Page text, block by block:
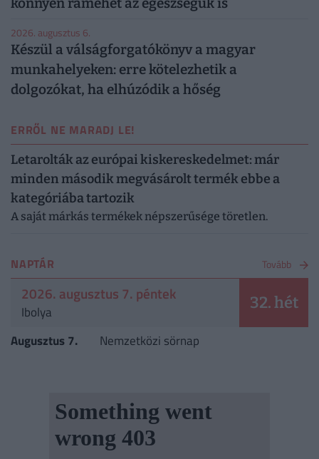
2026. augusztus 6.
Készül a válságforgatókönyv a magyar
munkahelyeken: erre kötelezhetik a
dolgozókat, ha elhúzódik a hőség
ERRŐL NE MARADJ LE!
Letarolták az európai kiskereskedelmet: már
minden második megvásárolt termék ebbe a
kategóriába tartozik
A saját márkás termékek népszerűsége töretlen.
NAPTÁR Tovább
2026. augusztus 7. péntek
Ibolya 32. hét
Augusztus 7. Nemzetközi sörnap